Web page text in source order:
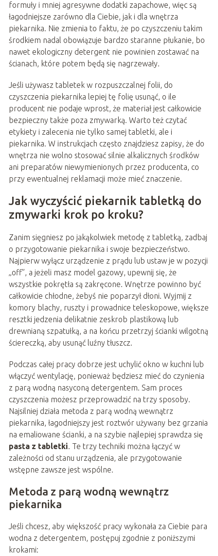
formuły i mniej agresywne dodatki zapachowe, więc są
łagodniejsze zarówno dla Ciebie, jak i dla wnętrza
piekarnika. Nie zmienia to faktu, że po czyszczeniu takim
środkiem nadal obowiązuje bardzo staranne płukanie, bo
nawet ekologiczny detergent nie powinien zostawać na
ścianach, które potem będą się nagrzewały.
Jeśli używasz tabletek w rozpuszczalnej folii, do
czyszczenia piekarnika lepiej tę folię usunąć, o ile
producent nie podaje wprost, że materiał jest całkowicie
bezpieczny także poza zmywarką. Warto też czytać
etykiety i zalecenia nie tylko samej tabletki, ale i
piekarnika. W instrukcjach często znajdziesz zapisy, że do
wnętrza nie wolno stosować silnie alkalicznych środków
ani preparatów niewymienionych przez producenta, co
przy ewentualnej reklamacji może mieć znaczenie.
Jak wyczyścić piekarnik tabletką do
zmywarki krok po kroku?
Zanim sięgniesz po jakąkolwiek metodę z tabletką, zadbaj
o przygotowanie piekarnika i swoje bezpieczeństwo.
Najpierw wyłącz urządzenie z prądu lub ustaw je w pozycji
„off”, a jeżeli masz model gazowy, upewnij się, że
wszystkie pokrętła są zakręcone. Wnętrze powinno być
całkowicie chłodne, żebyś nie poparzył dłoni. Wyjmij z
komory blachy, ruszty i prowadnice teleskopowe, większe
resztki jedzenia delikatnie zeskrob plastikową lub
drewnianą szpatułką, a na końcu przetrzyj ścianki wilgotną
ściereczką, aby usunąć luźny tłuszcz.
Podczas całej pracy dobrze jest uchylić okno w kuchni lub
włączyć wentylację, ponieważ będziesz mieć do czynienia
z parą wodną nasyconą detergentem. Sam proces
czyszczenia możesz przeprowadzić na trzy sposoby.
Najsilniej działa metoda z parą wodną wewnątrz
piekarnika, łagodniejszy jest roztwór używany bez grzania
na emaliowane ścianki, a na szybie najlepiej sprawdza się
pasta z tabletki. Te trzy techniki można łączyć w
zależności od stanu urządzenia, ale przygotowanie
wstępne zawsze jest wspólne.
Metoda z parą wodną wewnątrz
piekarnika
Jeśli chcesz, aby większość pracy wykonała za Ciebie para
wodna z detergentem, postępuj zgodnie z poniższymi
krokami: